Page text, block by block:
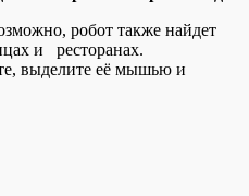
робот также найдет
и ресторанах.
выделите её мышью и